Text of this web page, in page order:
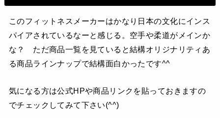
このフィットネスメーカーはかなり日本の文化にインス
パイアされているなーと感じる。空手や柔道がメインか
な？ ただ商品一覧を見ていると結構オリジナリティあ
る商品ラインナップで結構面白かったです^^
気になる方は公式HPや商品リンクを貼っておきますの
でチェックしてみて下さい(^^)